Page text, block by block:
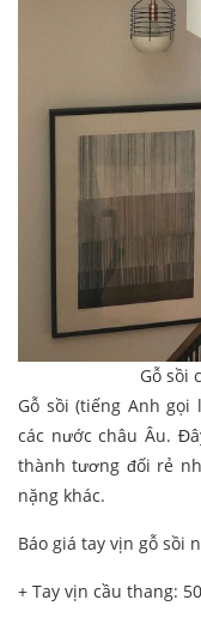
Gỗ sồi
Gỗ sồi (tiếng Anh gọi
các nước châu Âu.
thành tương đối rẻ
nặng khác.
Báo giá tay vịn gỗ sồi
+ Tay vịn cầu thang: